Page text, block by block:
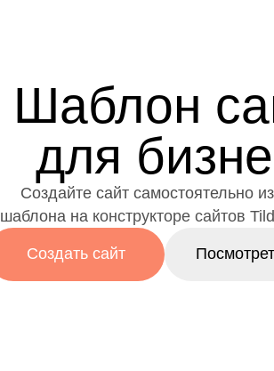
Шаблон
для
Создайте сайт самостоятельно
шаблона на конструкторе сайтов
Создать сайт